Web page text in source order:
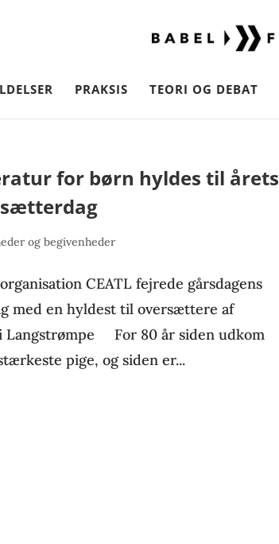
PRAKSIS TEORI OG DEBAT
for børn hyldes til årets
og begivenheder
CEATL fejrede gårsdagens
med en hyldest til oversættere af
Langstrømpe For 80 år siden udkom
pige, og siden er...